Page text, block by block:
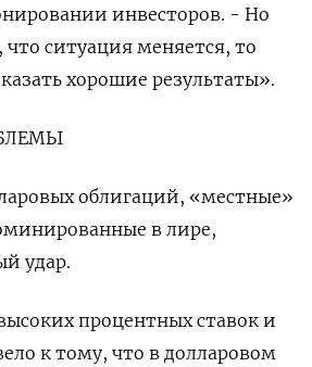
инвесторов. - Но
что ситуация меняется, то
хорошие результаты».
облигаций, «местные»
в лире,
удар.
процентных ставок и
к тому, что в долларовом